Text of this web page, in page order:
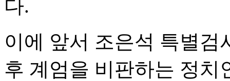
다.
이에 앞서 조은석 특별
후 계엄을 비판하는 정치